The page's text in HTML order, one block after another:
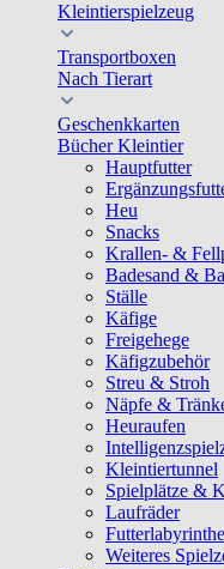
Kleintierspielzeug
Transportboxen
Nach Tierart
Geschenkkarten
Bücher Kleintier
Hauptfutter
Heu
Snacks
Krallen- &
Badesand &
Ställe
Käfige
Freigehege
Käfigzubehör
Streu & Stroh
Näpfe &
Heuraufen
Kleintiertunnel
Spielplätze &
Laufräder
Weiteres